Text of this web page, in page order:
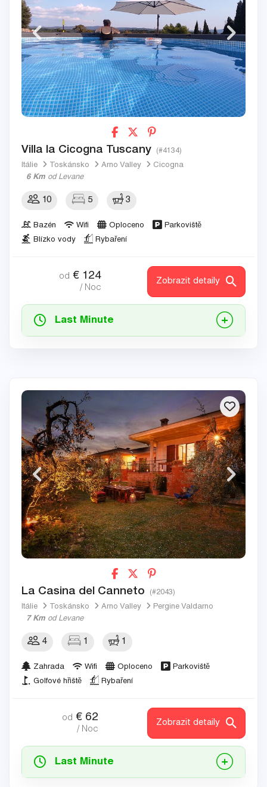
Villa la Cicogna Tuscany (#4134)
Itálie Toskánsko Arno Valley
Cicogna
6 Km od Levane
10 5 3
Bazén Wifi Oploceno
Parkoviště
Blízko vody
Rybaření
od € 124
/ Noc
Zobrazit detaily
Last Minute
La Casina del Canneto (#2043)
Itálie Toskánsko Arno Valley
Pergine Valdarno
7 Km od Levane
4 1 1
Zahrada Wifi Oploceno
Parkoviště
Golfové hřiště
Rybaření
od € 62
/ Noc
Zobrazit detaily
Last Minute